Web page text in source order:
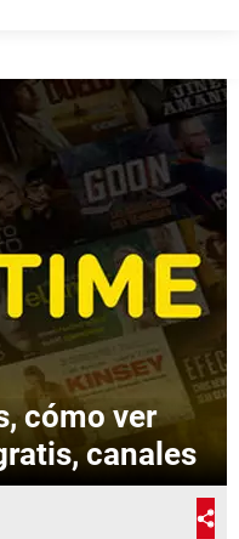
cómo ver
canales